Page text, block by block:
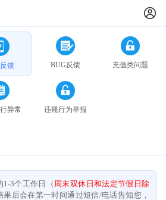
馈 BUG反馈 充值类问题
异常 违规行为举报
1-3个工作日（ 周末双休日和法定节假日除
果后会在第一时间通过短信/电话告知您，